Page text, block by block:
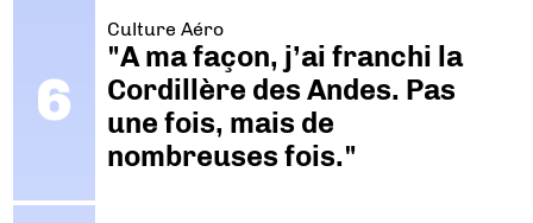
Culture Aéro
"A ma façon, j’ai franchi la
Cordillère des Andes. Pas
une fois, mais de
nombreuses fois."